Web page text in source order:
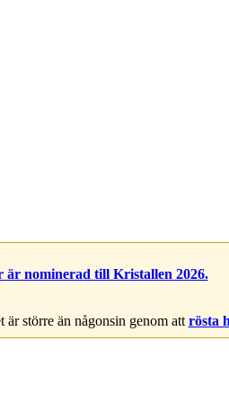
är nominerad till Kristallen 2026.
större än någonsin genom att rösta